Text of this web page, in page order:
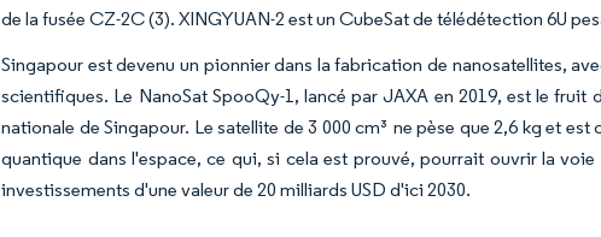
de la fusée CZ-2C (3). XINGYUAN-2 est un CubeSat de télédétection 6U
Singapour est devenu un pionnier dans la fabrication de nanosatellites,
scientifiques. Le NanoSat SpooQy-1, lancé par JAXA en 2019, est le
nationale de Singapour. Le satellite de 3 000 cm³ ne pèse que 2,6 kg et
quantique dans l'espace, ce qui, si cela est prouvé, pourrait ouvrir la
investissements d'une valeur de 20 milliards USD d'ici 2030.